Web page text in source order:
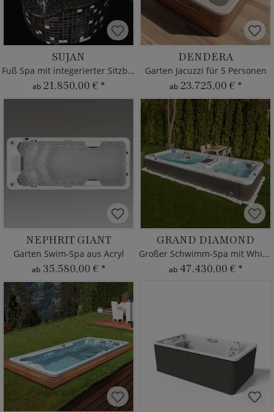
SUJAN
Fuß Spa mit integerierter Sitzbank
ab 21.850,00 € *
DENDERA
Garten Jacuzzi für 5 Personen
ab 23.725,00 € *
NEPHRIT GIANT
Garten Swim-Spa aus Acryl
ab 35.580,00 € *
GRAND DIAMOND
Großer Schwimm-Spa mit Whirlpool
ab 47.430,00 € *